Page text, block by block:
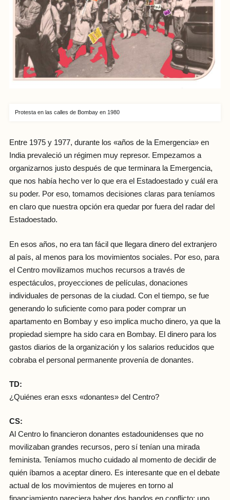
Protesta en las calles de Bombay en 1980
Entre 1975 y 1977, durante los «años de la Emergencia» en
India prevaleció un régimen muy represor. Empezamos a
organizarnos justo después de que terminara la Emergencia,
que nos había hecho ver lo que era el Estadoestado y cuál era
su poder. Por eso, tomamos decisiones claras para teníamos
en claro que nuestra opción era quedar por fuera del radar del
Estadoestado.
En esos años, no era tan fácil que llegara dinero del extranjero
al país, al menos para los movimientos sociales. Por eso, para
el Centro movilizamos muchos recursos a través de
espectáculos, proyecciones de películas, donaciones
individuales de personas de la ciudad. Con el tiempo, se fue
generando lo suficiente como para poder comprar un
apartamento en Bombay y eso implica mucho dinero, ya que la
propiedad siempre ha sido cara en Bombay. El dinero para los
gastos diarios de la organización y los salarios reducidos que
cobraba el personal permanente provenía de donantes.
TD:
¿Quiénes eran esxs «donantes» del Centro?
CS:
Al Centro lo financieron donantes estadounidenses que no
movilizaban grandes recursos, pero sí tenían una mirada
feminista. Teníamos mucho cuidado al momento de decidir de
quién íbamos a aceptar dinero. Es interesante que en el debate
actual de los movimientos de mujeres en torno al